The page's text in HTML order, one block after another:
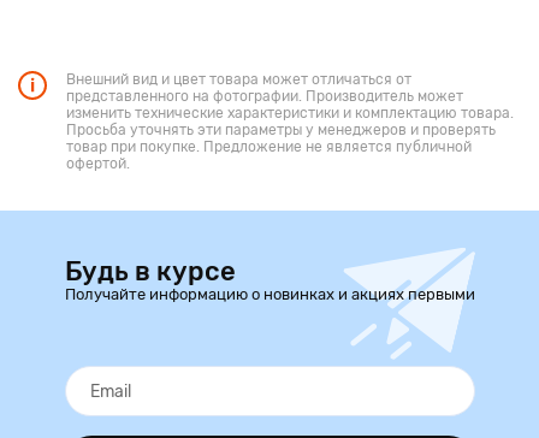
Внешний вид и цвет товара может отличаться от
представленного на фотографии. Производитель может
изменить технические характеристики и комплектацию товара.
Просьба уточнять эти параметры у менеджеров и проверять
товар при покупке. Предложение не является публичной
офертой.
Будь в курсе
Получайте информацию о новинках и акциях первыми